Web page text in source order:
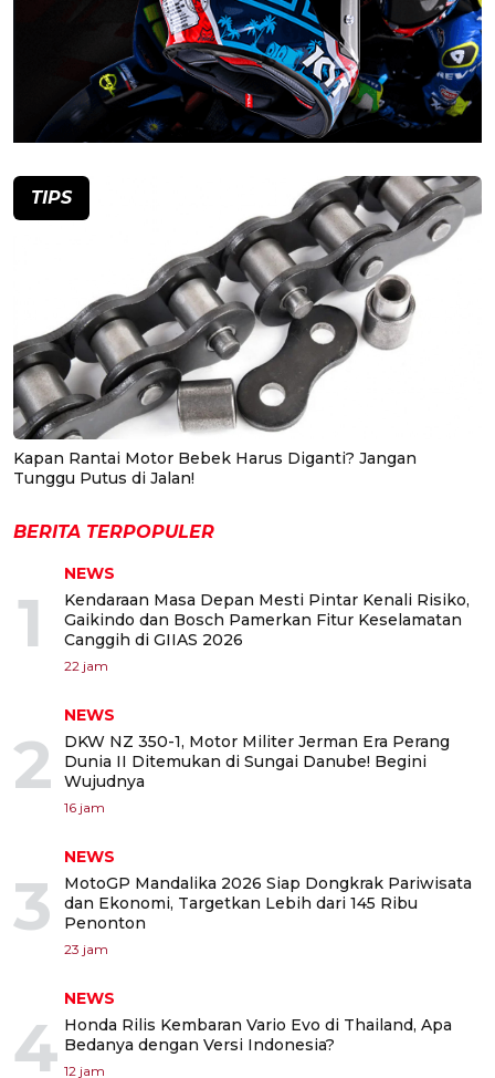
TIPS
Kapan Rantai Motor Bebek Harus Diganti? Jangan
Tunggu Putus di Jalan!
BERITA TERPOPULER
1
NEWS
Kendaraan Masa Depan Mesti Pintar Kenali Risiko,
Gaikindo dan Bosch Pamerkan Fitur Keselamatan
Canggih di GIIAS 2026
22 jam
2
NEWS
DKW NZ 350-1, Motor Militer Jerman Era Perang
Dunia II Ditemukan di Sungai Danube! Begini
Wujudnya
16 jam
3
NEWS
MotoGP Mandalika 2026 Siap Dongkrak Pariwisata
dan Ekonomi, Targetkan Lebih dari 145 Ribu
Penonton
23 jam
4
NEWS
Honda Rilis Kembaran Vario Evo di Thailand, Apa
Bedanya dengan Versi Indonesia?
12 jam